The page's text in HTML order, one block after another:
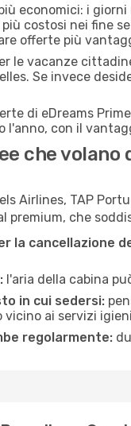
economici: i
costosi nei fine
offerte più
le vacanze
Se invece
di eDreams
l'anno, con il
che volano
Airlines, TAP
premium, che
la cancellazione
l'aria della cabina
in cui sedersi:
ai servizi
regolarmente: